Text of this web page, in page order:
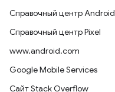
Справочный центр Android
Справочный центр Pixel
www.android.com
Google Mobile Services
Сайт Stack Overflow